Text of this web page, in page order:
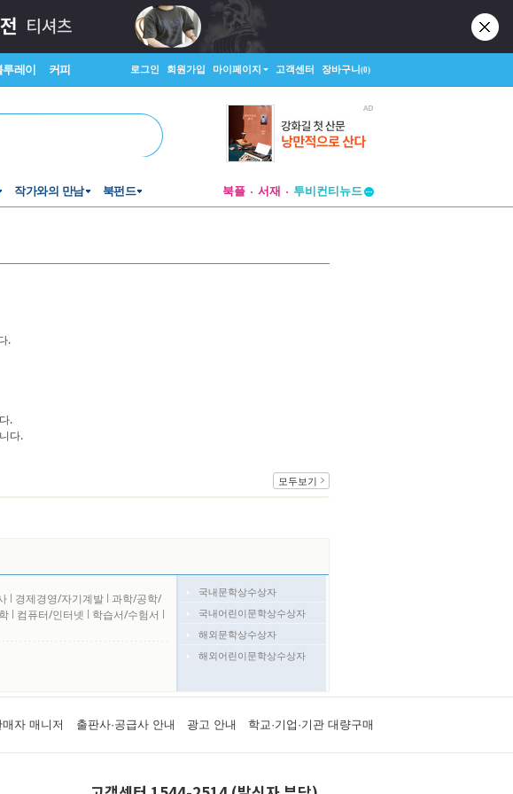
루레이 커피 로그인 회원가입 마이페이지 고객센터 장바구니(0)
작가와의 만남 북펀드 북플 서재
투비컨티뉴드
.
.
다.
모두보기
l 경제경영/자기계발 l 과학/공학/
l 컴퓨터/인터넷 l 학습서/수험서 l
국내문학상수상자
국내어린이문학상수상자
해외문학상수상자
해외어린이문학상수상자
매자 매니저 출판사·공급사 안내 광고 안내 학교·기업·기관 대량구매